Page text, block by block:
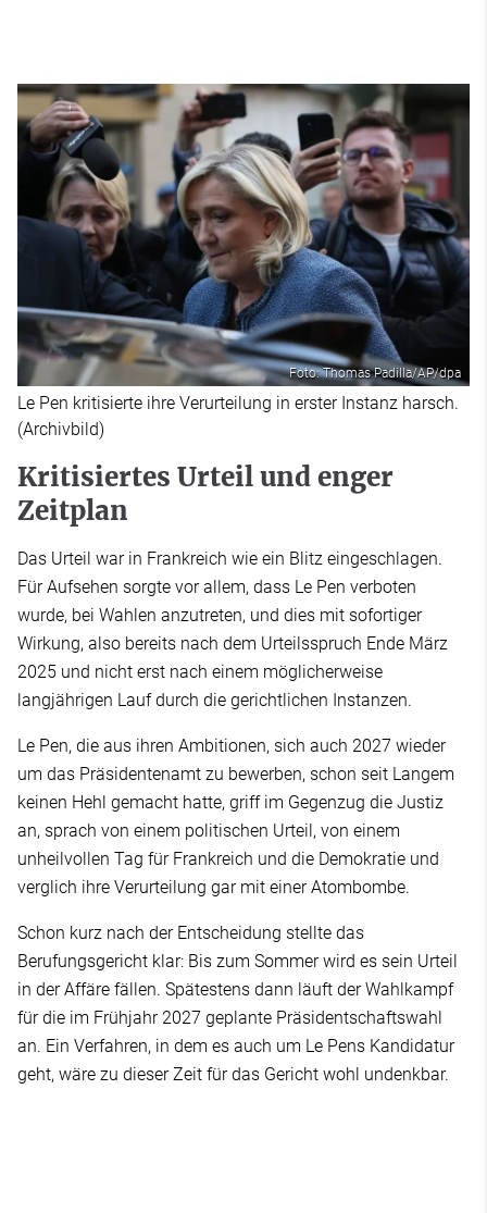
Foto: Thomas Padilla/AP/dpa
Le Pen kritisierte ihre Verurteilung in erster Instanz harsch.
(Archivbild)
Kritisiertes Urteil und enger
Zeitplan
Das Urteil war in Frankreich wie ein Blitz eingeschlagen.
Für Aufsehen sorgte vor allem, dass Le Pen verboten
wurde, bei Wahlen anzutreten, und dies mit sofortiger
Wirkung, also bereits nach dem Urteilsspruch Ende März
2025 und nicht erst nach einem möglicherweise
langjährigen Lauf durch die gerichtlichen Instanzen.
Le Pen, die aus ihren Ambitionen, sich auch 2027 wieder
um das Präsidentenamt zu bewerben, schon seit Langem
keinen Hehl gemacht hatte, griff im Gegenzug die Justiz
an, sprach von einem politischen Urteil, von einem
unheilvollen Tag für Frankreich und die Demokratie und
verglich ihre Verurteilung gar mit einer Atombombe.
Schon kurz nach der Entscheidung stellte das
Berufungsgericht klar: Bis zum Sommer wird es sein Urteil
in der Affäre fällen. Spätestens dann läuft der Wahlkampf
für die im Frühjahr 2027 geplante Präsidentschaftswahl
an. Ein Verfahren, in dem es auch um Le Pens Kandidatur
geht, wäre zu dieser Zeit für das Gericht wohl undenkbar.